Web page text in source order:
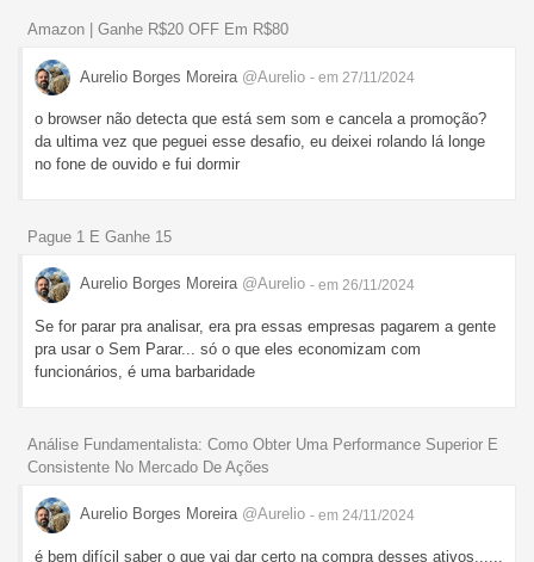
Amazon | Ganhe R$20 OFF Em R$80
Aurelio Borges Moreira @Aurelio - em 27/11/2024
o browser não detecta que está sem som e cancela a promoção?
da ultima vez que peguei esse desafio, eu deixei rolando lá longe
no fone de ouvido e fui dormir
Pague 1 E Ganhe 15
Aurelio Borges Moreira @Aurelio - em 26/11/2024
Se for parar pra analisar, era pra essas empresas pagarem a gente
pra usar o Sem Parar... só o que eles economizam com
funcionários, é uma barbaridade
Análise Fundamentalista: Como Obter Uma Performance Superior E
Consistente No Mercado De Ações
Aurelio Borges Moreira @Aurelio - em 24/11/2024
é bem difícil saber o que vai dar certo na compra desses ativos......